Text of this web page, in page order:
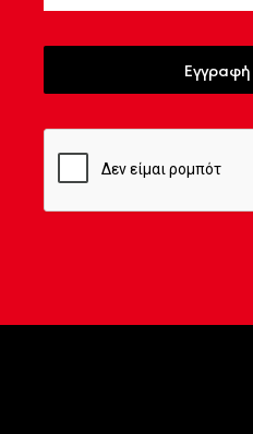
Εγγραφή